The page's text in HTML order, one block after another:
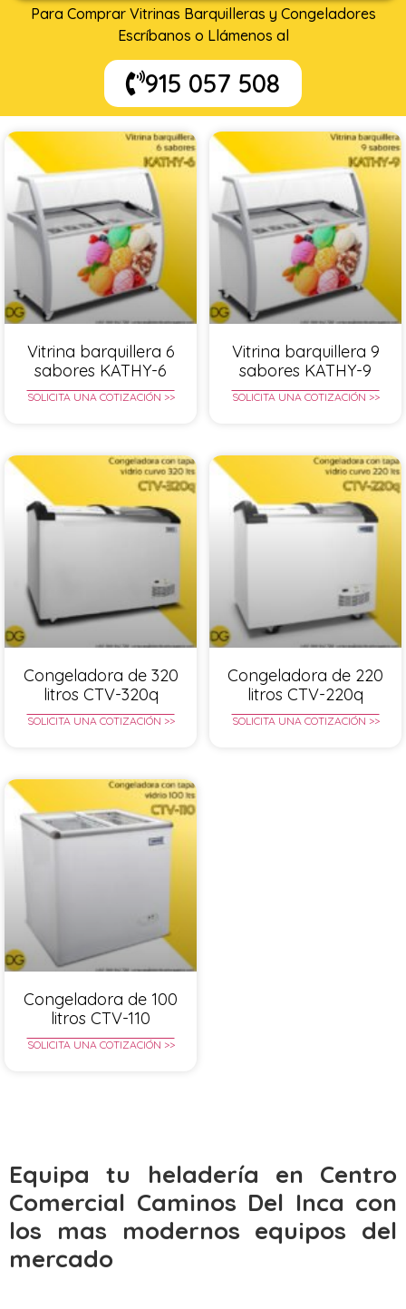
Para Comprar Vitrinas Barquilleras y Congeladores
Escríbanos o Llámenos al
915 057 508
Vitrina barquillera 6
sabores KATHY-6
SOLICITA UNA COTIZACIÓN >>
Vitrina barquillera 9
sabores KATHY-9
SOLICITA UNA COTIZACIÓN >>
Congeladora de 320
litros CTV-320q
SOLICITA UNA COTIZACIÓN >>
Congeladora de 220
litros CTV-220q
SOLICITA UNA COTIZACIÓN >>
Congeladora de 100
litros CTV-110
SOLICITA UNA COTIZACIÓN >>
Equipa tu heladería en Centro
Comercial Caminos Del Inca con
los mas modernos equipos del
mercado